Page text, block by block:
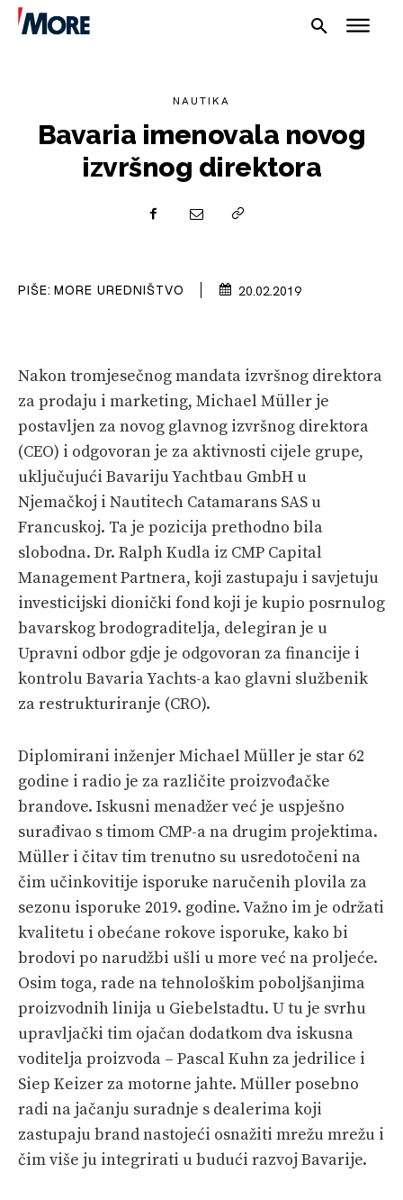
NAUTIKA
PLOVIDBA
VELIKE PRIČE
PRETPLATA
SHOP
NAUTIKA
Bavaria imenovala novog
izvršnog direktora
PIŠE: MORE UREDNIŠTVO 20.02.2019
Nakon tromjesečnog mandata izvršnog direktora
za prodaju i marketing, Michael Müller je
postavljen za novog glavnog izvršnog direktora
(CEO) i odgovoran je za aktivnosti cijele grupe,
uključujući Bavariju Yachtbau GmbH u
Njemačkoj i Nautitech Catamarans SAS u
Francuskoj. Ta je pozicija prethodno bila
slobodna. Dr. Ralph Kudla iz CMP Capital
Management Partnera, koji zastupaju i savjetuju
investicijski dionički fond koji je kupio posrnulog
bavarskog brodograditelja, delegiran je u
Upravni odbor gdje je odgovoran za financije i
kontrolu Bavaria Yachts-a kao glavni službenik
za restrukturiranje (CRO).
Diplomirani inženjer Michael Müller je star 62
godine i radio je za različite proizvođačke
brandove. Iskusni menadžer već je uspješno
surađivao s timom CMP-a na drugim projektima.
Müller i čitav tim trenutno su usredotočeni na
čim učinkovitije isporuke naručenih plovila za
sezonu isporuke 2019. godine. Važno im je održati
kvalitetu i obećane rokove isporuke, kako bi
brodovi po narudžbi ušli u more već na proljeće.
Osim toga, rade na tehnološkim poboljšanjima
proizvodnih linija u Giebelstadtu. U tu je svrhu
upravljački tim ojačan dodatkom dva iskusna
voditelja proizvoda – Pascal Kuhn za jedrilice i
Siep Keizer za motorne jahte. Müller posebno
radi na jačanju suradnje s dealerima koji
zastupaju brand nastojeći osnažiti mrežu mrežu i
čim više ju integrirati u budući razvoj Bavarije.